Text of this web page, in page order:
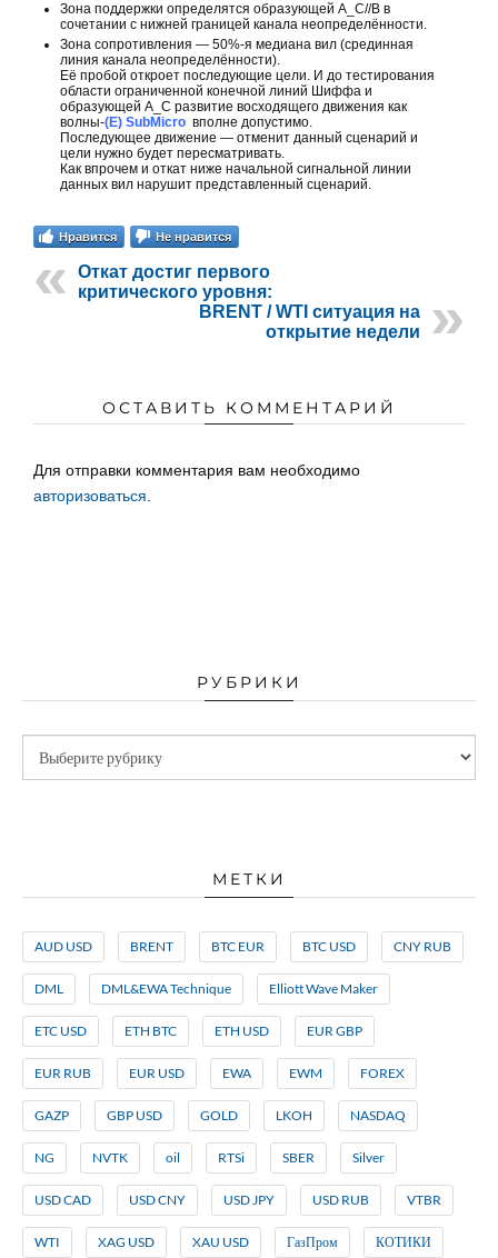
Зона поддержки определятся образующей А_С//В в
сочетании с нижней границей канала неопределённости.
Зона сопротивления — 50%-я медиана вил (срединная
линия канала неопределённости).
Её пробой откроет последующие цели. И до тестирования
области ограниченной конечной линий Шиффа и
образующей А_С развитие восходящего движения как
волны-(Е) SubMicro вполне допустимо.
Последующее движение — отменит данный сценарий и
цели нужно будет пересматривать.
Как впрочем и откат ниже начальной сигнальной линии
данных вил нарушит представленный сценарий.
Нравится Не нравится
Откат достиг первого
критического уровня:
BRENT / WTI ситуация на
открытие недели
ОСТАВИТЬ КОММЕНТАРИЙ
Для отправки комментария вам необходимо
авторизоваться.
РУБРИКИ
МЕТКИ
AUD USD BRENT BTC EUR BTC USD CNY RUB
DML DML&EWA Technique Elliott Wave Maker
ETC USD ETH BTC ETH USD EUR GBP
EUR RUB EUR USD EWA EWM FOREX
GAZP GBP USD GOLD LKOH NASDAQ
NG NVTK oil RTSi SBER Silver
USD CAD USD CNY USD JPY USD RUB VTBR
WTI XAG USD XAU USD ГазПром КОТИКИ